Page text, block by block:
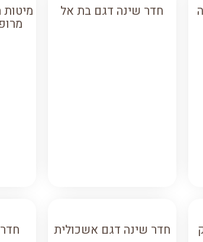
חדר שינה דגם בת אל
חדר שינה דגם אשכולית